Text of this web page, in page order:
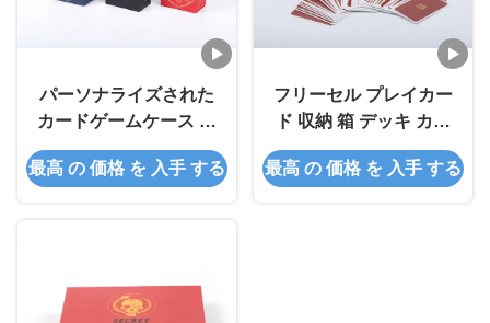
パーソナライズされた
カードゲームケース ス
パイダーソリテア
最高 の 価格 を 入手 する
フリーセル プレイカー
ド 収納 箱 デッキ カー
ド ケース 正方形
最高 の 価格 を 入手 する